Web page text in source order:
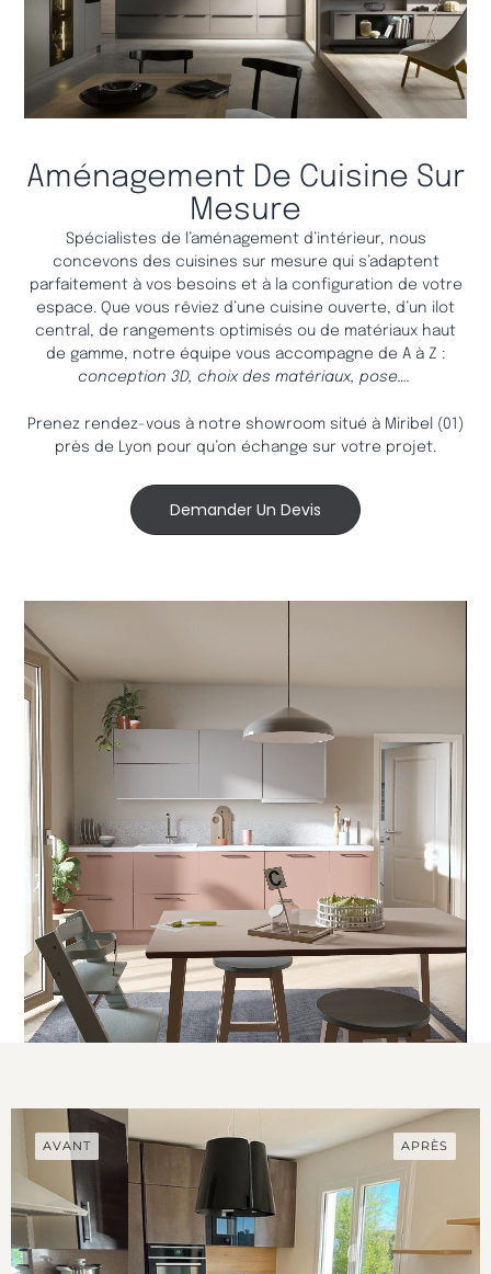
Aménagement De Cuisine Sur
Mesure
Spécialistes de l’aménagement d’intérieur, nous
concevons des cuisines sur mesure qui s’adaptent
parfaitement à vos besoins et à la configuration de votre
espace. Que vous rêviez d’une cuisine ouverte, d’un ilot
central, de rangements optimisés ou de matériaux haut
de gamme, notre équipe vous accompagne de A à Z :
conception 3D, choix des matériaux, pose….
Prenez rendez-vous à notre showroom situé à Miribel (01)
près de Lyon pour qu’on échange sur votre projet.
Demander Un Devis